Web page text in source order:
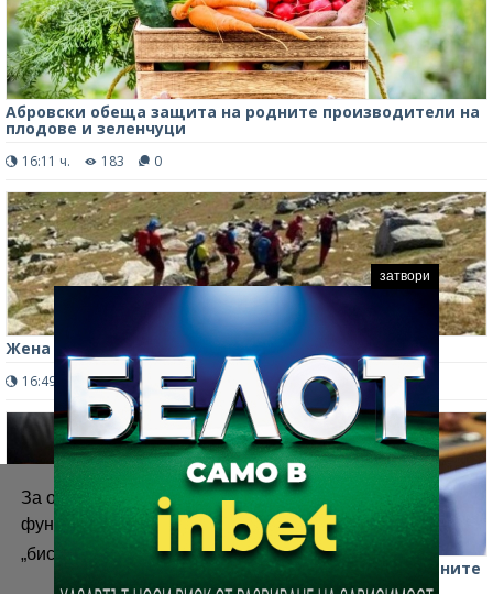
За осигуряване на правилното
функциониране на уебсайта ние използваме
„бисквитки“.
Повече информация
Абровски обеща защита на родните производители на
плодове и зеленчуци
16:11 ч. 183 0
Жена загина при падане от било в Стара планина
16:49 ч. 412 0
Демерджиев сезира Сметната палата заради частните
полети и имуществото на Делян Пеевски
затвори